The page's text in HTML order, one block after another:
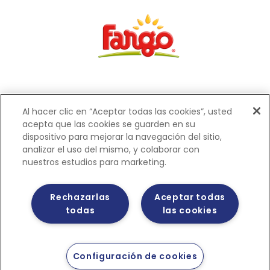
Políticas de privacidad
Al hacer clic en “Aceptar todas las cookies”, usted
acepta que las cookies se guarden en su
dispositivo para mejorar la navegación del sitio,
analizar el uso del mismo, y colaborar con
nuestros estudios para marketing.
Aceptar todas
las cookies
Rechazarlas
todas
Configuración de cookies